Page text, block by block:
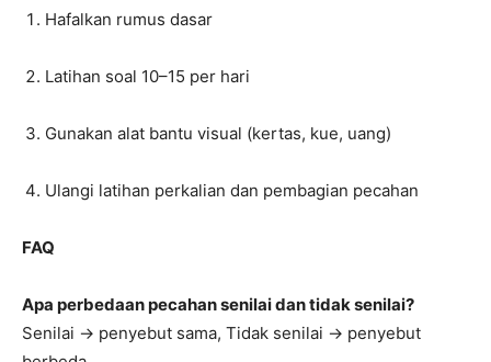
Hafalkan rumus dasar
Latihan soal 10–15 per hari
Gunakan alat bantu visual (kertas, kue, uang)
Ulangi latihan perkalian dan pembagian pecahan
FAQ
Apa perbedaan pecahan senilai dan tidak senilai?
Senilai → penyebut sama, Tidak senilai → penyebut